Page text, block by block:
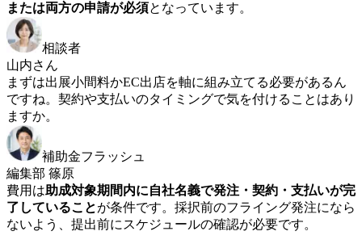
または両方の申請が必須となっています。
相談者
山内さん
まずは出展小間料かEC出店を軸に組み立てる必要があるん
ですね。契約や支払いのタイミングで気を付けることはあり
ますか。
補助金フラッシュ
編集部 篠原
費用は助成対象期間内に自社名義で発注・契約・支払いが完
了していることが条件です。採択前のフライング発注になら
ないよう、提出前にスケジュールの確認が必要です。